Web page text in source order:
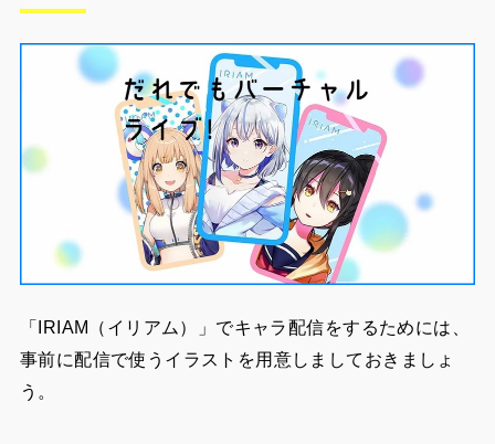
「IRIAM（イリアム）」でキャラ配信をするためには、
事前に配信で使うイラストを用意しましておきましょ
う。